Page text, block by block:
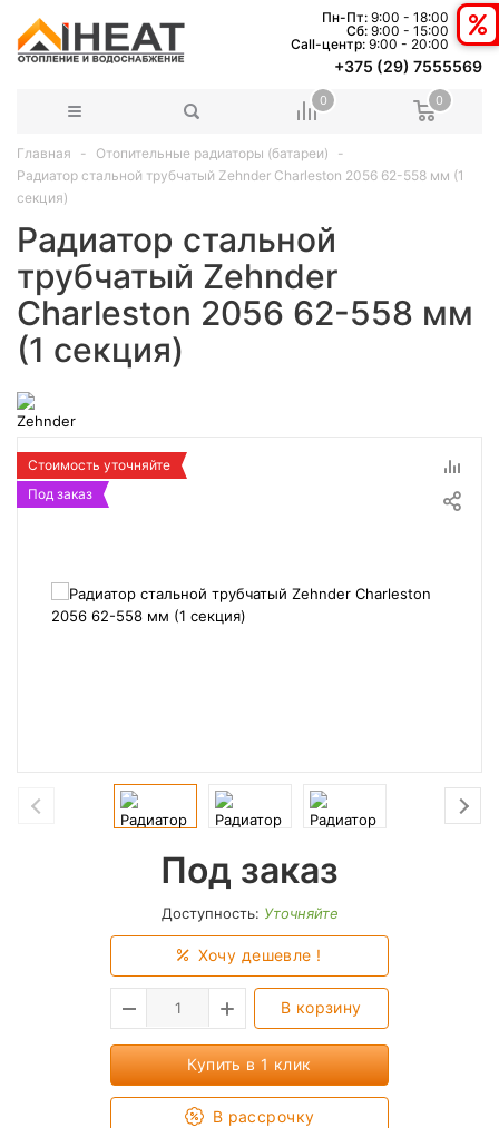
Пн-Пт: 9:00 - 18:00
Сб: 9:00 - 15:00
Сall-центр: 9:00 - 20:00
+375 (29) 7555569
0 0
Главная
Отопительные радиаторы (батареи)
Радиатор стальной трубчатый Zehnder Charleston 2056 62-558 мм (1
секция)
Радиатор стальной
трубчатый Zehnder
Charleston 2056 62-558 мм
(1 секция)
Стоимость уточняйте
Под заказ
Под заказ
Доступность: Уточняйте
Хочу дешевле !
В корзину
Купить в 1 клик
В рассрочку